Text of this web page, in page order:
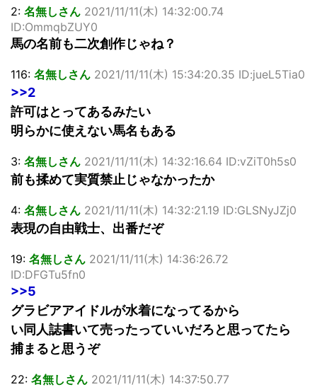
2: 名無しさん 2021/11/11(木) 14:32:00.74
ID:OmmqbZUY0
馬の名前も二次創作じゃね？
116: 名無しさん 2021/11/11(木) 15:34:20.35 ID:jueL5Tia0
>>2
許可はとってあるみたい
明らかに使えない馬名もある
3: 名無しさん 2021/11/11(木) 14:32:16.64 ID:vZiT0h5s0
前も揉めて実質禁止じゃなかったか
4: 名無しさん 2021/11/11(木) 14:32:21.19 ID:GLSNyJZj0
表現の自由戦士、出番だぞ
19: 名無しさん 2021/11/11(木) 14:36:26.72
ID:DFGTu5fn0
>>5
グラビアアイドルが水着になってるから
い同人誌書いて売ったっていいだろと思ってたら
捕まると思うぞ
22: 名無しさん 2021/11/11(木) 14:37:50.77